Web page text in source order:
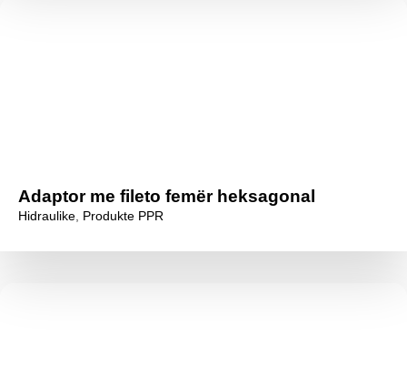
Adaptor me fileto femër heksagonal
Hidraulike Produkte PPR